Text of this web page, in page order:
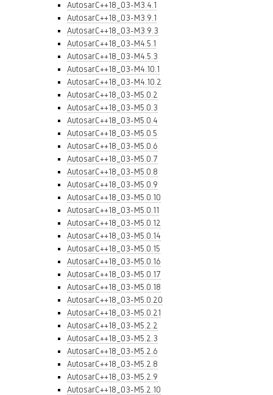
AutosarC++18_03-M3.4.1
AutosarC++18_03-M3.9.1
AutosarC++18_03-M3.9.3
AutosarC++18_03-M4.5.1
AutosarC++18_03-M4.5.3
AutosarC++18_03-M4.10.1
AutosarC++18_03-M4.10.2
AutosarC++18_03-M5.0.2
AutosarC++18_03-M5.0.3
AutosarC++18_03-M5.0.4
AutosarC++18_03-M5.0.5
AutosarC++18_03-M5.0.6
AutosarC++18_03-M5.0.7
AutosarC++18_03-M5.0.8
AutosarC++18_03-M5.0.9
AutosarC++18_03-M5.0.10
AutosarC++18_03-M5.0.11
AutosarC++18_03-M5.0.12
AutosarC++18_03-M5.0.14
AutosarC++18_03-M5.0.15
AutosarC++18_03-M5.0.16
AutosarC++18_03-M5.0.17
AutosarC++18_03-M5.0.18
AutosarC++18_03-M5.0.20
AutosarC++18_03-M5.0.21
AutosarC++18_03-M5.2.2
AutosarC++18_03-M5.2.3
AutosarC++18_03-M5.2.6
AutosarC++18_03-M5.2.8
AutosarC++18_03-M5.2.9
AutosarC++18_03-M5.2.10